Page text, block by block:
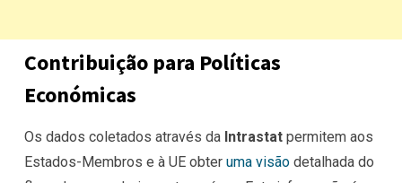
Contribuição para Políticas
Económicas
Os dados coletados através da Intrastat permitem aos
Estados-Membros e à UE obter uma visão detalhada do